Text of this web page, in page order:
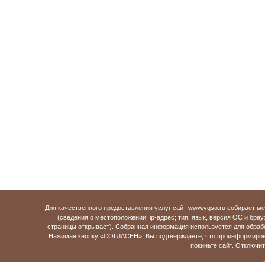
Для качественного предоставления услуг сайт www.vgso.ru
(сведения о местоположении; ip-адрес; тип, язык, версия ОС и
страницы открывает). Собранная информация используется для
Нажимая кнопку «СОГЛАСЕН», Вы подтверждаете, что
покиньте сайт.